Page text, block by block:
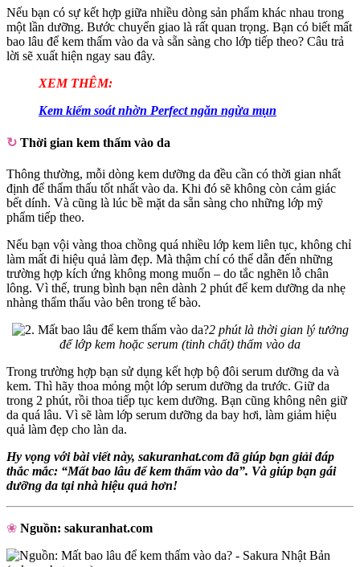
Nếu bạn có sự kết hợp giữa nhiều dòng sản phẩm khác nhau trong
một lần dưỡng. Bước chuyển giao là rất quan trọng. Bạn có biết mất
bao lâu để kem thấm vào da và sẵn sàng cho lớp tiếp theo? Câu trả
lời sẽ xuất hiện ngay sau đây.
XEM THÊM:
Kem kiểm soát nhờn Perfect ngăn ngừa mụn
↻ Thời gian kem thấm vào da
Thông thường, mỗi dòng kem dưỡng da đều cần có thời gian nhất
định để thẩm thấu tốt nhất vào da. Khi đó sẽ không còn cảm giác
bết dính. Và cũng là lúc bề mặt da sẵn sàng cho những lớp mỹ
phẩm tiếp theo.
Nếu bạn vội vàng thoa chồng quá nhiều lớp kem liên tục, không chỉ
làm mất đi hiệu quả làm đẹp. Mà thậm chí có thể dẫn đến những
trường hợp kích ứng không mong muốn – do tắc nghẽn lỗ chân
lông. Vì thế, trung bình bạn nên dành 2 phút để kem dưỡng da nhẹ
nhàng thẩm thấu vào bên trong tế bào.
2 phút là thời gian lý tưởng
để lớp kem hoặc serum (tinh chất) thấm vào da
Trong trường hợp bạn sử dụng kết hợp bộ đôi serum dưỡng da và
kem. Thì hãy thoa mỏng một lớp serum dưỡng da trước. Giữ da
trong 2 phút, rồi thoa tiếp tục kem dưỡng. Bạn cũng không nên giữ
da quá lâu. Vì sẽ làm lớp serum dưỡng da bay hơi, làm giảm hiệu
quả làm đẹp cho làn da.
Hy vọng với bài viết này, sakuranhat.com đã giúp bạn giải đáp
thắc mắc: “Mất bao lâu để kem thấm vào da”. Và giúp bạn gái
dưỡng da tại nhà hiệu quả hơn!
❀ Nguồn: sakuranhat.com